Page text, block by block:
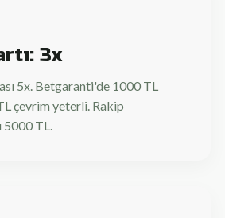
3x
5x. Betgaranti'de 1000 TL
çevrim yeterli. Rakip
TL.